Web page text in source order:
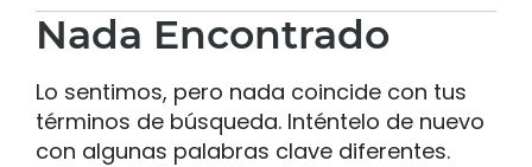
Nada Encontrado
Lo sentimos, pero nada coincide con tus
términos de búsqueda. Inténtelo de nuevo
con algunas palabras clave diferentes.